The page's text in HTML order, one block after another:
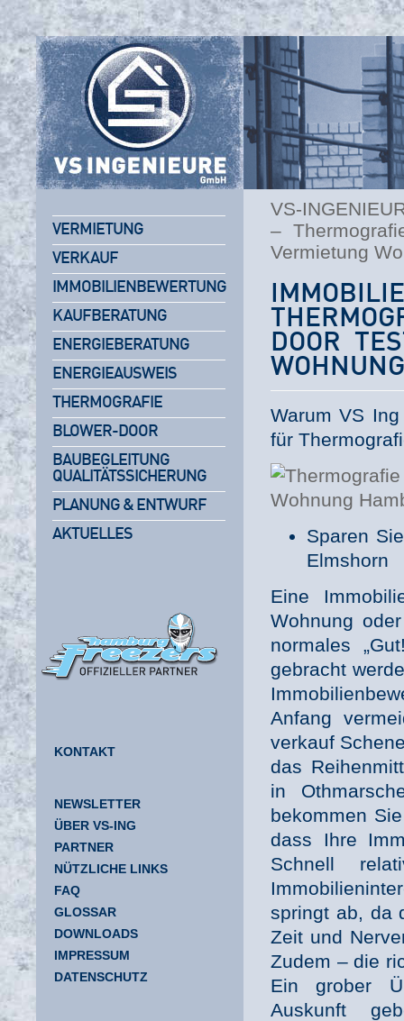
VS-
–
Vermietung
DOOR
WOHNUNG
Warum VS
für
Sparen
Elmshorn
Eine
Wohnung
normales
gebracht
Anfang
verkauf
das
in
bekommen
dass Ihre
Schnell
springt ab, da
Zeit und
Zudem – die
Ein grober
Auskunft
VERMIETUNG
VERKAUF
IMMOBILIENBEWERTUNG
KAUFBERATUNG
ENERGIEBERATUNG
ENERGIEAUSWEIS
THERMOGRAFIE
BLOWER-DOOR
BAUBEGLEITUNG
QUALITÄTSSICHERUNG
PLANUNG & ENTWURF
AKTUELLES
KONTAKT
NEWSLETTER
ÜBER VS-ING
PARTNER
NÜTZLICHE LINKS
FAQ
GLOSSAR
DOWNLOADS
IMPRESSUM
DATENSCHUTZ